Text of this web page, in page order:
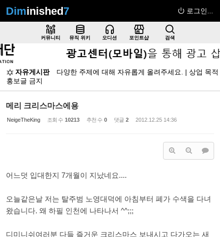
Diminished7 로그인...
커뮤니티 뮤직 위키 오디션 포인트샵 검색
자유게시판
다양한 주제에 대해 자유롭게 올려주세요. | 상업 목적
홍보글 금지
메리 크리스마스에용
NeigeTheKing 조회 수 10213 추천 수 0 댓글 2 2012.12.25 14:36
어느덧 입대한지 7개월이 지났네요....
오늘같은날 저는 탈주범 노영대덕에 아침부터 폐가 수색을 다녀
왔습니다. 왜 하필 인천에 나타나서 ^^;;;
디미니쉬여러분 다들 즐거운 크리스마스 보내시고 다가오는 새
Sketchbook5, 스케치북5
Sketchbook5, 스케치북5